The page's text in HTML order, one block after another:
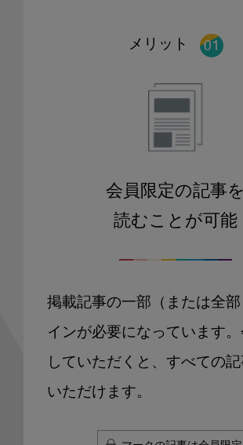
メリット
会員限定の記事を
読むことが可能
掲載記事の一部（または全
インが必要になっています
していただくと、すべての
いただけます。